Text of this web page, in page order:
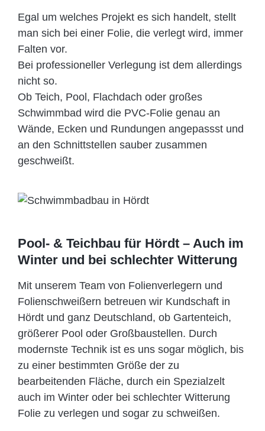
Egal um welches Projekt es sich handelt, stellt
man sich bei einer Folie, die verlegt wird, immer
Falten vor.
Bei professioneller Verlegung ist dem allerdings
nicht so.
Ob Teich, Pool, Flachdach oder großes
Schwimmbad wird die PVC-Folie genau an
Wände, Ecken und Rundungen angepassst und
an den Schnittstellen sauber zusammen
geschweißt.
Pool- & Teichbau für Hördt – Auch im
Winter und bei schlechter Witterung
Mit unserem Team von Folienverlegern und
Folien­schweißern betreuen wir Kundschaft in
Hördt und ganz Deutschland, ob Gartenteich,
größerer Pool oder Großbaustellen. Durch
modernste Technik ist es uns sogar möglich, bis
zu einer bestimmten Größe der zu
bearbeitenden Fläche, durch ein Spezi­alzelt
auch im Winter oder bei schlechter Witterung
Folie zu verlegen und sogar zu schweißen.